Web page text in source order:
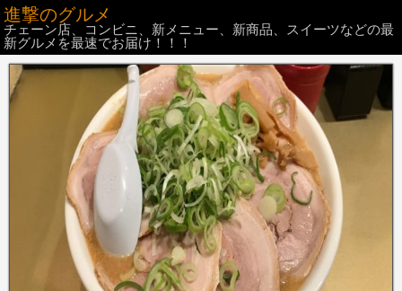
進撃のグルメ
チェーン店、コンビニ、新メニュー、新商品、スイーツなどの最
新グルメを最速でお届け！！！